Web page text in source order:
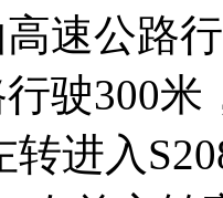
速公路
驶300米
转进入